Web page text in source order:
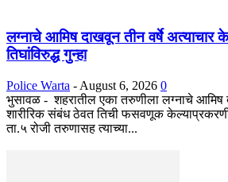
लग्नाचे आमिष दाखवून तीन वर्षे अत्याचार
तिघांविरुद्ध गुन्हा
Police Warta - August 6, 2026 0
भुसावळ - शहरातील एका तरुणीला लग्नाचे आमिष
शारीरिक संबंध ठेवत तिची फसवणूक केल्याप्रकरणी
ता.५ रोजी तरुणासह त्याच्या...